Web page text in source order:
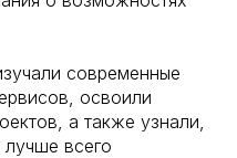
современные
освоили
а также узнали,
всего